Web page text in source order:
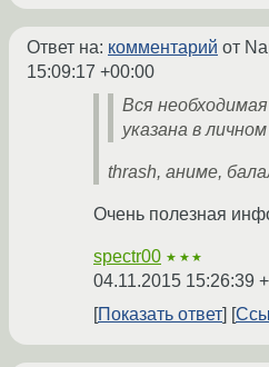
Ответ на: комментарий от
15:09:17 +00:00
Вся
указана в
thrash, аниме,
Очень полезная
spectr00 ★★★
04.11.2015 15:26:39
Показать ответ